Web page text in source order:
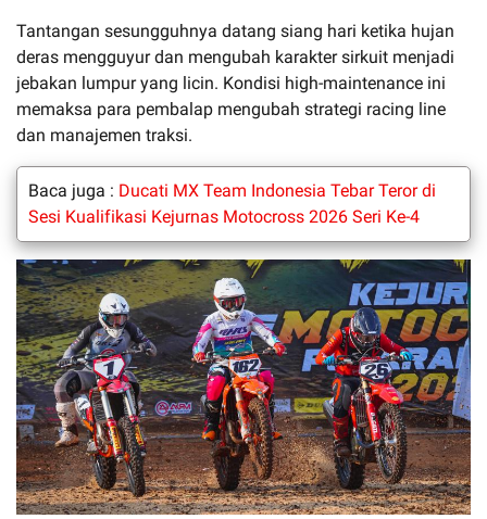
Tantangan sesungguhnya datang siang hari ketika hujan
deras mengguyur dan mengubah karakter sirkuit menjadi
jebakan lumpur yang licin. Kondisi high-maintenance ini
memaksa para pembalap mengubah strategi racing line
dan manajemen traksi.
Baca juga : Ducati MX Team Indonesia Tebar Teror di
Sesi Kualifikasi Kejurnas Motocross 2026 Seri Ke-4